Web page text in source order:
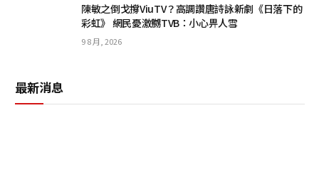
陳敏之倒戈撐ViuTV？高調讚唐詩詠新劇《日落下的
彩虹》 網民憂激嬲TVB：小心畀人雪
9 8 月, 2026
最新消息